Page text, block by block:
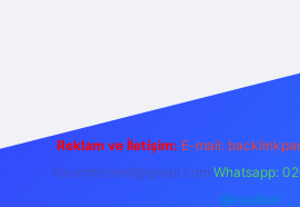
Reklam ve İletişim: E-mail:
forumhizmeti@gmail.com Whatsapp:
@karabul